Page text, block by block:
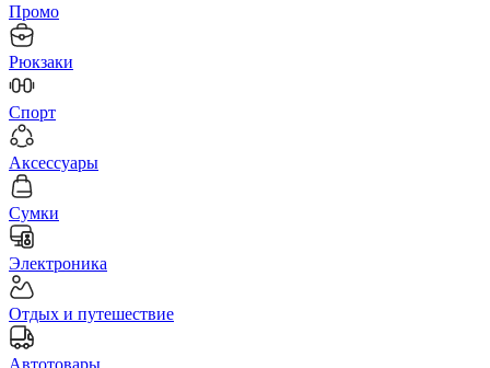
Промо
Рюкзаки
Спорт
Аксессуары
Сумки
Электроника
Отдых и путешествие
Автотовары